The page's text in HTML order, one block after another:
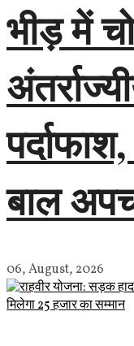
भीड़ में
बाल
06, August, 2026